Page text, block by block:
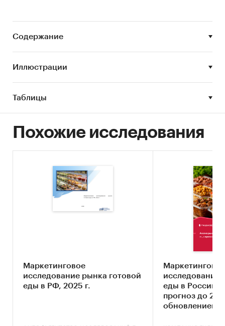
Содержание
Иллюстрации
Таблицы
Похожие исследования
Маркетинговое
исследование рынка готовой
еды в РФ, 2025 г.
Маркетинговое
исследование
еды в России
прогноз до
обновлением)